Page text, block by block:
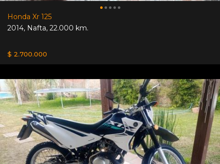
Honda Xr 125
2014, Nafta, 22.000 km.
$ 2.700.000